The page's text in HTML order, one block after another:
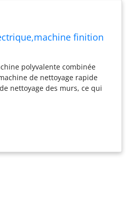
finition
polyvalente combinée
de nettoyage rapide
nettoyage des murs, ce qui
mélange pour obtenir un
est plus délicat.
V : cette truelle à béton
toutes les batteries lithium-ion